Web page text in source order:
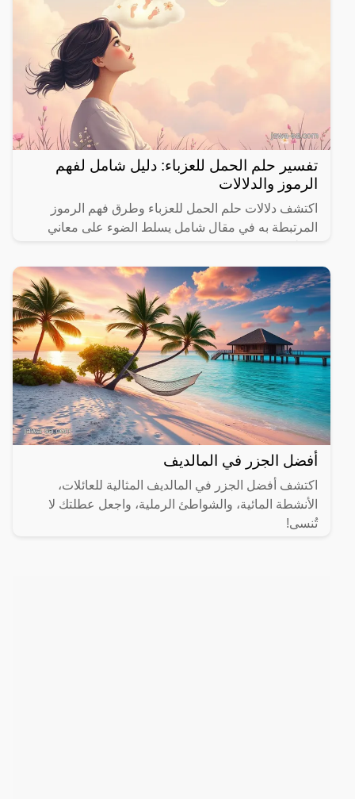
تفسير حلم الحمل للعزباء: دليل شامل لفهم
الرموز والدلالات
اكتشف دلالات حلم الحمل للعزباء وطرق فهم الرموز
المرتبطة به في مقال شامل يسلط الضوء على معاني
أفضل الجزر في المالديف
اكتشف أفضل الجزر في المالديف المثالية للعائلات،
الأنشطة المائية، والشواطئ الرملية، واجعل عطلتك لا
تُنسى!